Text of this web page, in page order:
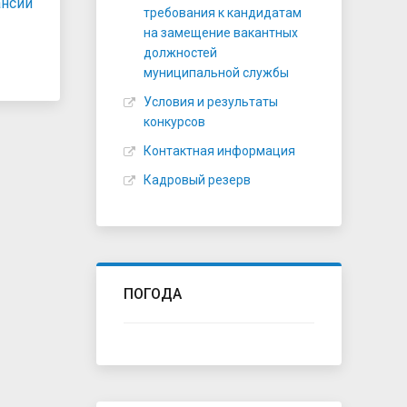
требования к кандидатам
на замещение вакантных
должностей
муниципальной службы
Условия и результаты
конкурсов
Контактная информация
Кадровый резерв
ПОГОДА